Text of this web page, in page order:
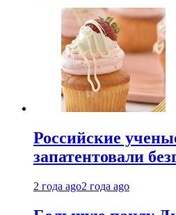
Российские
запатентовали
2 года ago2 года ago